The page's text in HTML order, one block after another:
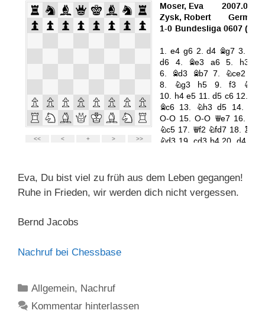
Eva, Du bist viel zu früh aus dem Leben gegangen!
Ruhe in Frieden, wir werden dich nicht vergessen.
Bernd Jacobs
Nachruf bei Chessbase
Kategorien
Allgemein, Nachruf
Kommentar hinterlassen